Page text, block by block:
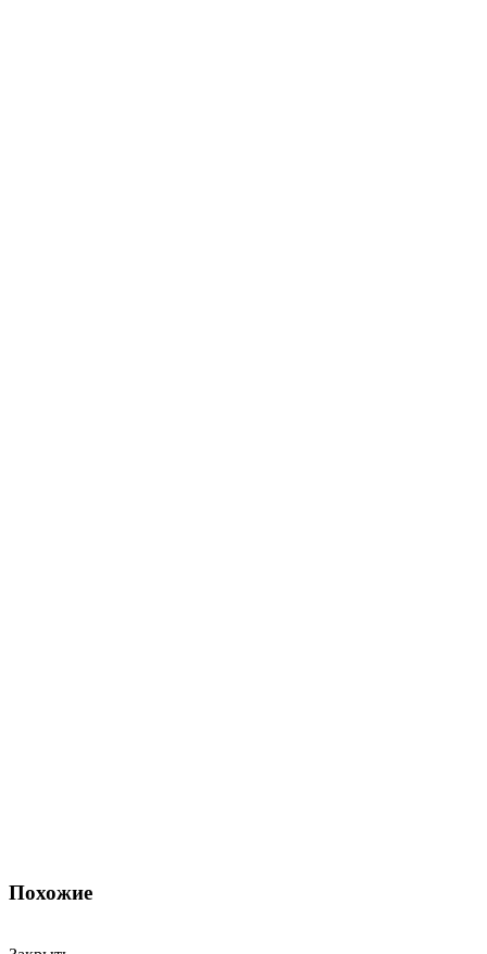
Похожие